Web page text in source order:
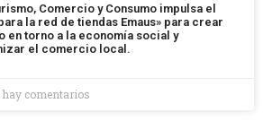
Comercio y Consumo impulsa el
la red de tiendas Emaus» para crear
en torno a la economía social y
el comercio local.
hay comentarios